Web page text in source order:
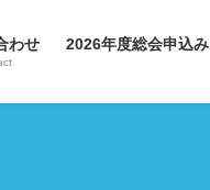
わせ 2026年度総会申込み